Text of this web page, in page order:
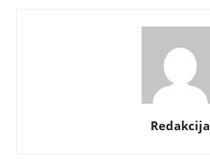
Redakcija